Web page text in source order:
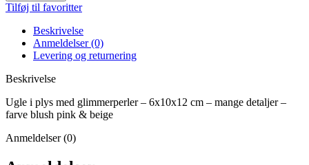
Tilføj til favoritter
Beskrivelse
Anmeldelser (0)
Levering og returnering
Beskrivelse
Ugle i plys med glimmerperler – 6x10x12 cm – mange detaljer –
farve blush pink & beige
Anmeldelser (0)